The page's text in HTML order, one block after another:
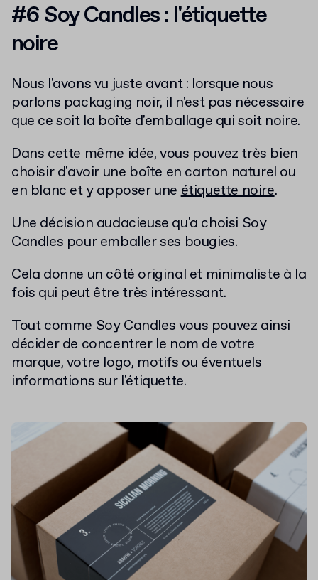
#6 Soy Candles : l'étiquette
noire
Nous l'avons vu juste avant : lorsque nous
parlons packaging noir, il n'est pas nécessaire
que ce soit la boîte d'emballage qui soit noire.
Dans cette même idée, vous pouvez très bien
choisir d'avoir une boîte en carton naturel ou
en blanc et y apposer uneétiquette noire.
Une décision audacieuse qu'a choisi Soy
Candles pour emballer ses bougies.
Cela donne un côté original et minimaliste à la
fois qui peut être très intéressant.
Tout comme Soy Candles vous pouvez ainsi
décider de concentrer le nom de votre
marque, votre logo, motifs ou éventuels
informations sur l'étiquette.